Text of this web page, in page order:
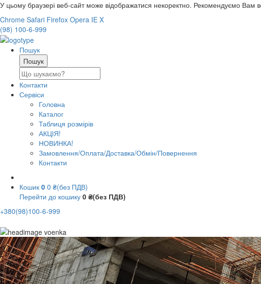
У цьому браузері веб-сайт може відображатися некоректно. Рекомендуємо Вам
Chrome Safari Firefox Opera IE X
(98) 100-6-999
Пошук
Контакти
Сервіси
Головна
Каталог
Таблиця розмірів
АКЦІЯ!
НОВИНКА!
Замовлення/Оплата/Доставка/Обмін/Повернення
Контакти
Кошик 0 0 ₴(без ПДВ)
Перейти до кошику 0 ₴(без ПДВ)
+380(98)100-6-999